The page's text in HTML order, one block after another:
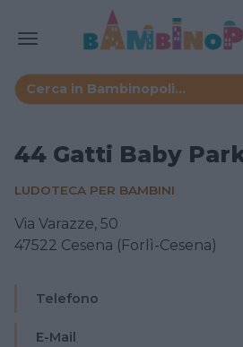
44 Gatti Baby
LUDOTECA PER BAMBINI
Via Varazze, 50
47522 Cesena (Forlì-Cesena)
Telefono
E-Mail